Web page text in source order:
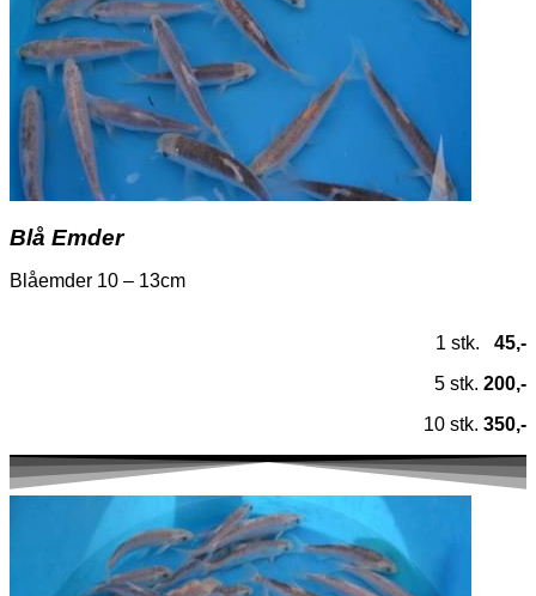
Blå Emder
Blåemder 10 – 13cm
1 stk. 45,-
5 stk. 200,-
10 stk. 350,-